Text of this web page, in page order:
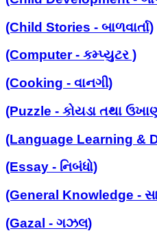
(Child Stories - બાળવાર્તા)
(Computer - કમ્પ્યુટર )
(Cooking - વાનગી)
(Puzzle - કોયડા તથા
(Language Learning &
(Essay - નિબંધો)
(General Knowledge -
(Gazal - ગઝલ)